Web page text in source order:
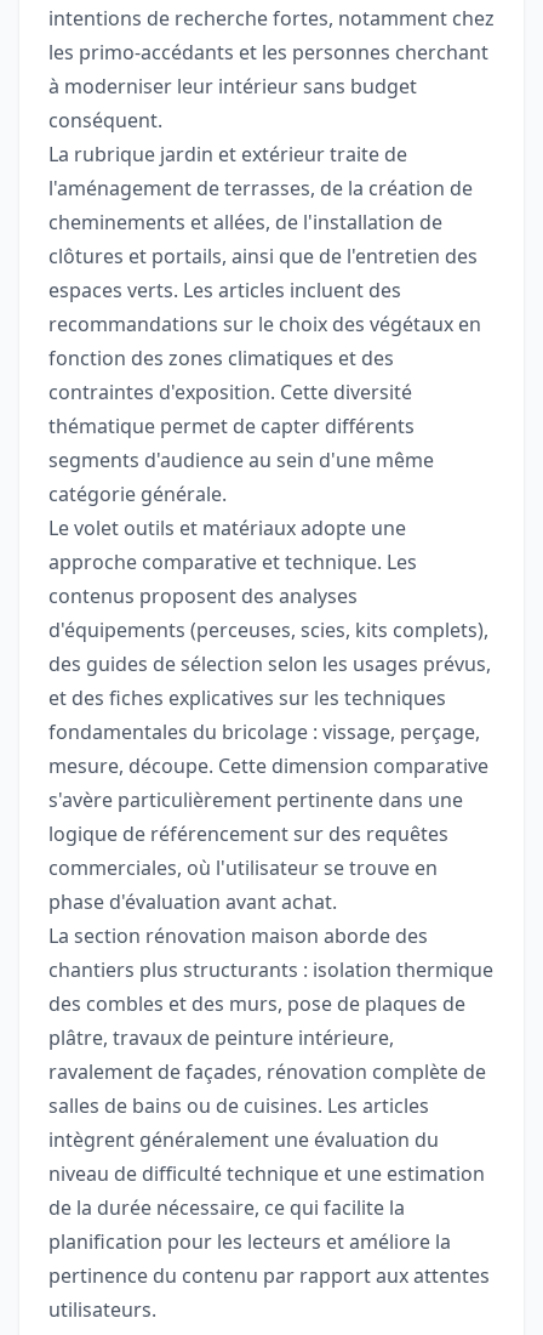
intentions de recherche fortes, notamment chez
les primo-accédants et les personnes cherchant
à moderniser leur intérieur sans budget
conséquent.
La rubrique jardin et extérieur traite de
l'aménagement de terrasses, de la création de
cheminements et allées, de l'installation de
clôtures et portails, ainsi que de l'entretien des
espaces verts. Les articles incluent des
recommandations sur le choix des végétaux en
fonction des zones climatiques et des
contraintes d'exposition. Cette diversité
thématique permet de capter différents
segments d'audience au sein d'une même
catégorie générale.
Le volet outils et matériaux adopte une
approche comparative et technique. Les
contenus proposent des analyses
d'équipements (perceuses, scies, kits complets),
des guides de sélection selon les usages prévus,
et des fiches explicatives sur les techniques
fondamentales du bricolage : vissage, perçage,
mesure, découpe. Cette dimension comparative
s'avère particulièrement pertinente dans une
logique de référencement sur des requêtes
commerciales, où l'utilisateur se trouve en
phase d'évaluation avant achat.
La section rénovation maison aborde des
chantiers plus structurants : isolation thermique
des combles et des murs, pose de plaques de
plâtre, travaux de peinture intérieure,
ravalement de façades, rénovation complète de
salles de bains ou de cuisines. Les articles
intègrent généralement une évaluation du
niveau de difficulté technique et une estimation
de la durée nécessaire, ce qui facilite la
planification pour les lecteurs et améliore la
pertinence du contenu par rapport aux attentes
utilisateurs.